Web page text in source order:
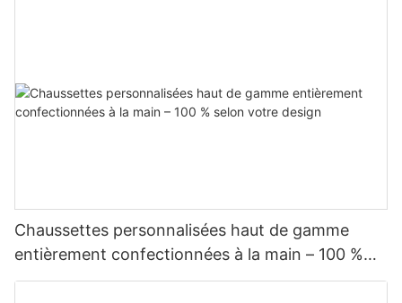
Chaussettes personnalisées haut de gamme
entièrement confectionnées à la main – 100 %
selon votre design